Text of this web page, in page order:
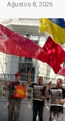
Ağustos 8, 2026